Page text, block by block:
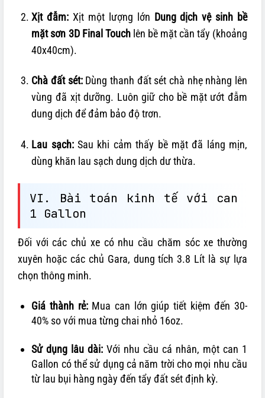
Xịt đẫm: Xịt một lượng lớn Dung dịch vệ sinh bề
mặt sơn 3D Final Touchlên bề mặt cần tẩy (khoảng
40x40cm).
Chà đất sét:Dùng thanh đất sét chà nhẹ nhàng lên
vùng đã xịt dưỡng. Luôn giữ cho bề mặt ướt đẫm
dung dịch để đảm bảo độ trơn.
Lau sạch:Sau khi cảm thấy bề mặt đã láng mịn,
dùng khăn lau sạch dung dịch dư thừa.
VI. Bài toán kinh tế với can
1 Gallon
Đối với các chủ xe có nhu cầu chăm sóc xe thường
xuyên hoặc các chủ Gara, dung tích 3.8 Lít là sự lựa
chọn thông minh.
Giá thành rẻ:Mua can lớn giúp tiết kiệm đến 30-
40% so với mua từng chai nhỏ 16oz.
Sử dụng lâu dài: Với nhu cầu cá nhân, một can 1
Gallon có thể sử dụng cả năm trời cho mọi nhu cầu
từ lau bụi hàng ngày đến tẩy đất sét định kỳ.